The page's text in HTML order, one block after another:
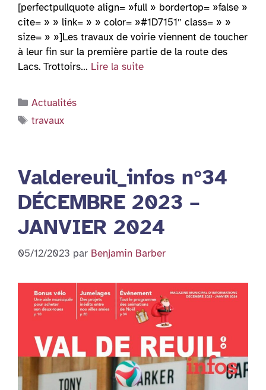
[perfectpullquote align= »full » bordertop= »false »
cite= » » link= » » color= »#1D7151″ class= » »
size= » »]Les travaux de voirie viennent de toucher
à leur fin sur la première partie de la route des
Lacs. Trottoirs… Lire la suite
Catégories
Actualités
Étiquettes
travaux
Valdereuil_infos n°34
DÉCEMBRE 2023 –
JANVIER 2024
05/12/2023 par Benjamin Barber